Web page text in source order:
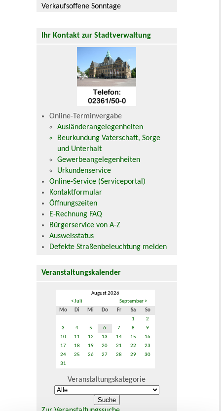
Verkaufsoffene Sonntage
Ihr Kontakt zur Stadtverwaltung
Online-Terminvergabe
Ausländerangelegenheiten
Beurkundung Vaterschaft, Sorge
und Unterhalt
Gewerbeangelegenheiten
Urkundenservice
Online-Service (Serviceportal)
Kontaktformular
Öffnungszeiten
E-Rechnung FAQ
Bürgerservice von A-Z
Ausweisstatus
Defekte Straßenbeleuchtung melden
Veranstaltungskalender
August 2026
< Juli
September >
Mo
Di Mi Do Fr Sa
So
1
2
3
4 5 6 7 8
9
10
11 12 13 14 15
16
17
18 19 20 21 22
23
24
25 26 27 28 29
30
31
Veranstaltungskategorie